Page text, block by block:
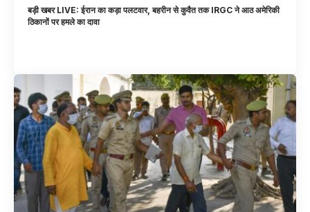
बड़ी खबर LIVE: ईरान का कड़ा पलटवार, बहरीन से कुवैत तक IRGC ने आठ अमेरिकी
ठिकानों पर हमले का दावा